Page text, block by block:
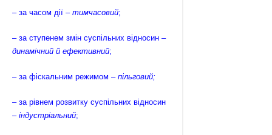
– за часом дії – тимчасовий;
– за ступенем змін суспільних відносин –
динамічний й ефективний;
– за фіскальним режимом – пільговий;
– за рівнем розвитку суспільних відносин
– індустріальний;